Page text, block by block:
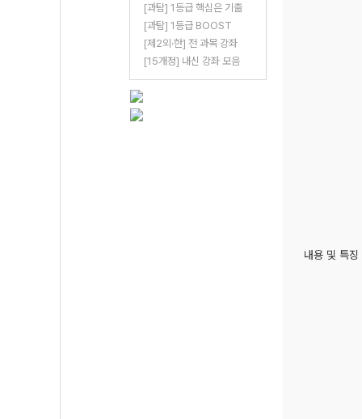
[과탐] 1등급 핵심은 기출
[과탐] 1등급 BOOST
[제2외·한] 전 과목 강좌
[15개정] 내신 강좌 모음
내용 및 특징